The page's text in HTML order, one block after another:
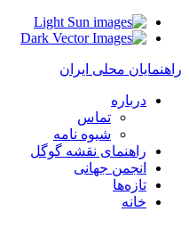
Light
Dark
راهنمایان محلی ایران
درباره
تماس
شیوه نامه
راهنمای نقشه گوگل
انجمن جهانی
تازه‌ها
خانه